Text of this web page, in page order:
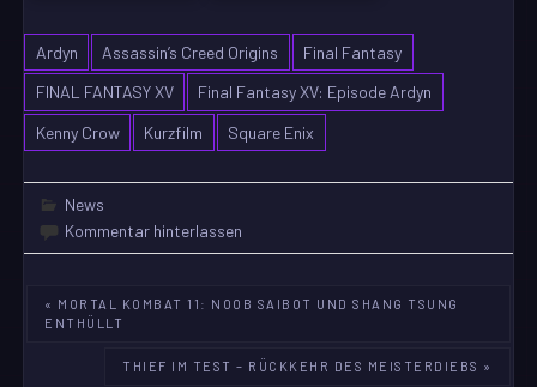
Ardyn Assassin’s Creed Origins
Final Fantasy
FINAL FANTASY XV
Final Fantasy XV: Episode Ardyn
Kenny Crow
Kurzfilm Square Enix
News
Kommentar hinterlassen
Beitragsnavigation
« MORTAL KOMBAT 11: NOOB SAIBOT UND SHANG TSUNG
ENTHÜLLT
THIEF IM TEST – RÜCKKEHR DES MEISTERDIEBS »